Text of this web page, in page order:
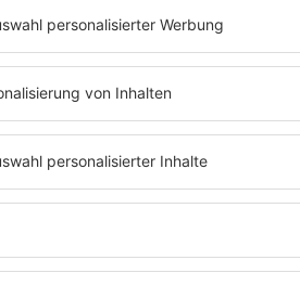
Talent hören: